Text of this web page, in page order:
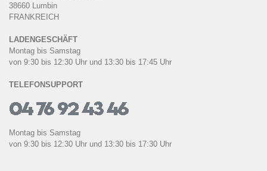
38660 Lumbin
FRANKREICH
LADENGESCHÄFT
Montag bis Samstag
von 9:30 bis 12:30 Uhr und 13:30 bis 17:45 Uhr
TELEFONSUPPORT
Montag bis Samstag
von 9:30 bis 12:30 Uhr und 13:30 bis 17:30 Uhr